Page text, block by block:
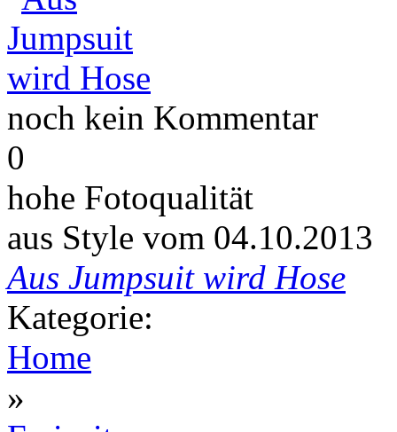
noch kein Kommentar
0
hohe Fotoqualität
aus Style vom 04.10.2013
Aus Jumpsuit wird Hose
Kategorie:
Home
»